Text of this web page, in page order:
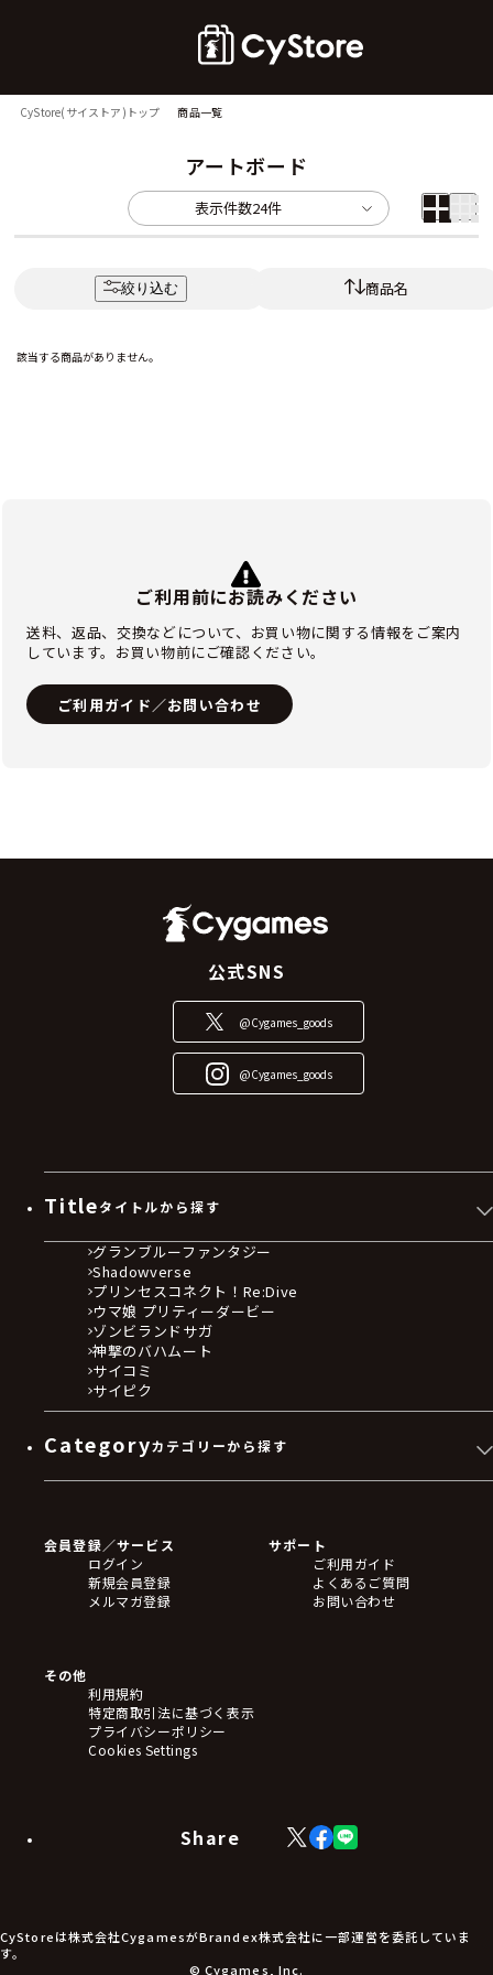
CyStore(サイストア)トップ 商品一覧
アートボード
表示件数24件
絞り込む 商品名
該当する商品がありません。
ご利用前にお読みください
送料、返品、交換などについて、お買い物に関する情報をご案内
しています。お買い物前にご確認ください。
ご利用ガイド／お問い合わせ
公式SNS
@Cygames_goods
@Cygames_goods
Titleタイトルから探す
グランブルーファンタジー
Shadowverse
プリンセスコネクト！Re:Dive
ウマ娘 プリティーダービー
ゾンビランドサガ
神撃のバハムート
サイコミ
サイピク
Categoryカテゴリーから探す
フィギュア
アクリルスタンド
バッジ
キーホルダー・ストラップ
ステッカー・シール・カード
タペストリー・ポスター
アームサポーター
ブレードホルダー
食品・飲料品
アパレル小物
アクセサリー
会員登録／サービス
ログイン
新規会員登録
メルマガ登録
サポート
ご利用ガイド
よくあるご質問
お問い合わせ
その他
利用規約
特定商取引法に基づく表示
プライバシーポリシー
Cookies Settings
Share
X
(Twitter)
Facebook
LINE
CyStoreは株式会社CygamesがBrandex株式会社に一部運営を委託していま
す。
© Cygames, Inc.